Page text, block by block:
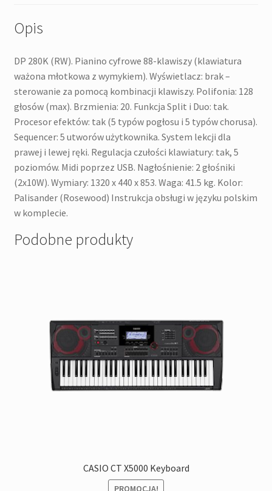
Opis
DP 280K (RW). Pianino cyfrowe 88-klawiszy (klawiatura
ważona młotkowa z wymykiem). Wyświetlacz: brak –
sterowanie za pomocą kombinacji klawiszy. Polifonia: 128
głosów (max). Brzmienia: 20. Funkcja Split i Duo: tak.
Procesor efektów: tak (5 typów pogłosu i 5 typów chorusa).
Sequencer: 5 utworów użytkownika. System lekcji dla
prawej i lewej ręki. Regulacja czułości klawiatury: tak, 5
poziomów. Midi poprzez USB. Nagłośnienie: 2 głośniki
(2x10W). Wymiary: 1320 x 440 x 853. Waga: 41.5 kg. Kolor:
Palisander (Rosewood) Instrukcja obsługi w języku polskim
w komplecie.
Podobne produkty
CASIO CT X5000 Keyboard
PROMOCJA!